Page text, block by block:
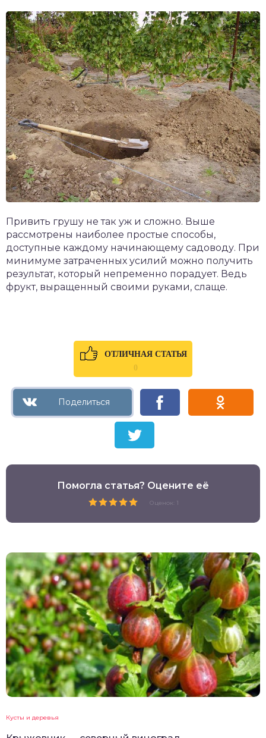
Привить грушу не так уж и сложно. Выше
рассмотрены наиболее простые способы,
доступные каждому начинающему садоводу. При
минимуме затраченных усилий можно получить
результат, который непременно порадует. Ведь
фрукт, выращенный своими руками, слаще.
ОТЛИЧНАЯ СТАТЬЯ
0
Помогла статья? Оцените её
Оценок: 1
Кусты и деревья